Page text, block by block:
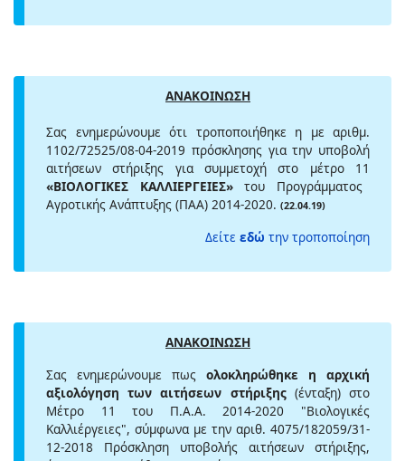
ΑΝΑΚΟΙΝΩΣΗ
Σας ενημερώνουμε ότι τροποποιήθηκε η με αριθμ.
1102/72525/08-04-2019 πρόσκλησης για την υποβολή
αιτήσεων στήριξης για συμμετοχή στο μέτρο 11
«ΒΙΟΛΟΓΙΚΕΣ ΚΑΛΛΙΕΡΓΕΙΕΣ»του Προγράμματος
Αγροτικής Ανάπτυξης (ΠΑΑ) 2014-2020. (22.04.19)
Δείτε εδώ την τροποποίηση
ΑΝΑΚΟΙΝΩΣΗ
Σας ενημερώνουμε πως ολοκληρώθηκε η αρχική
αξιολόγηση των αιτήσεων στήριξης(ένταξη) στο
Μέτρο 11 του Π.Α.Α. 2014-2020 "Βιολογικές
Καλλιέργειες", σύμφωνα με την αριθ. 4075/182059/31-
12-2018 Πρόσκληση υποβολής αιτήσεων στήριξης,